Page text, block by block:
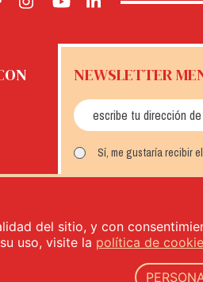
NEWSLETTER
Sí, me gustaría recibir
del sitio, y con
uso, visite la política de